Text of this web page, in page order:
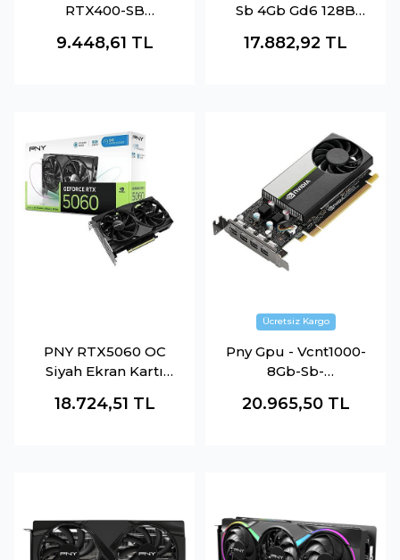
RTX400-SB
4GB DDR6 64BIT
9.448,61 TL
Sb 4Gb Gd6 128B
17.882,92 TL
PNY RTX5060 OC
Siyah Ekran Kartı
O)
18.724,51 TL
Pny Gpu - Vcnt1000-
8Gb-Sb-
e 4.X16
20.965,50 TL